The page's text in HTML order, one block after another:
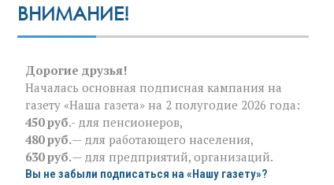
ВНИМАНИЕ!
Дорогие друзья!
Началась основная подписная кампания на
газету «Наша газета» на 2 полугодие 2026 года:
450 руб.- для пенсионеров,
480 руб.— для работающего населения,
630 руб.— для предприятий, организаций.
Вы не забыли подписаться на «Нашу газету»?